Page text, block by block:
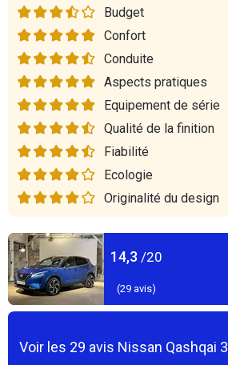
Budget
Confort
Conduite
Aspects pratiques
Equipement de série
Qualité de la finition
Fiabilité
Ecologie
Originalité du design
14,3 /20
(29 avis)
Voir les 29 avis Nissan Qashqai 3